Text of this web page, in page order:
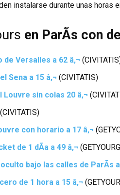
instalarse durante unas horas
en ParÃ­s con
de Versalles a 62 â‚¬
Sena a 15 â‚¬ (CIVITATIS)
Louvre sin colas 20 â‚¬
(CIVITATIS)
con horario a 17 â‚¬
de 1 dÃ­a a 49 â‚¬
bajo las calles de ParÃ­s a
de 1 hora a 15 â‚¬